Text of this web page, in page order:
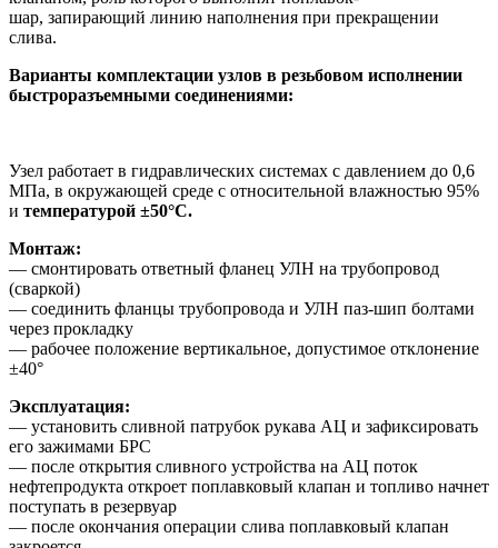
шар, запирающий линию наполнения при прекращении
слива.
Варианты комплектации узлов в резьбовом исполнении
быстроразъемными соединениями:
Узел работает в гидравлических системах с давлением до 0,6
МПа, в окружающей среде с относительной влажностью 95%
и температурой ±50°С.
Монтаж:
— смонтировать ответный фланец УЛН на трубопровод
(сваркой)
— соединить фланцы трубопровода и УЛН паз-шип болтами
через прокладку
— рабочее положение вертикальное, допустимое отклонение
±40°
Эксплуатация:
— установить сливной патрубок рукава АЦ и зафиксировать
его зажимами БРС
— после открытия сливного устройства на АЦ поток
нефтепродукта откроет поплавковый клапан и топливо начнет
поступать в резервуар
— после окончания операции слива поплавковый клапан